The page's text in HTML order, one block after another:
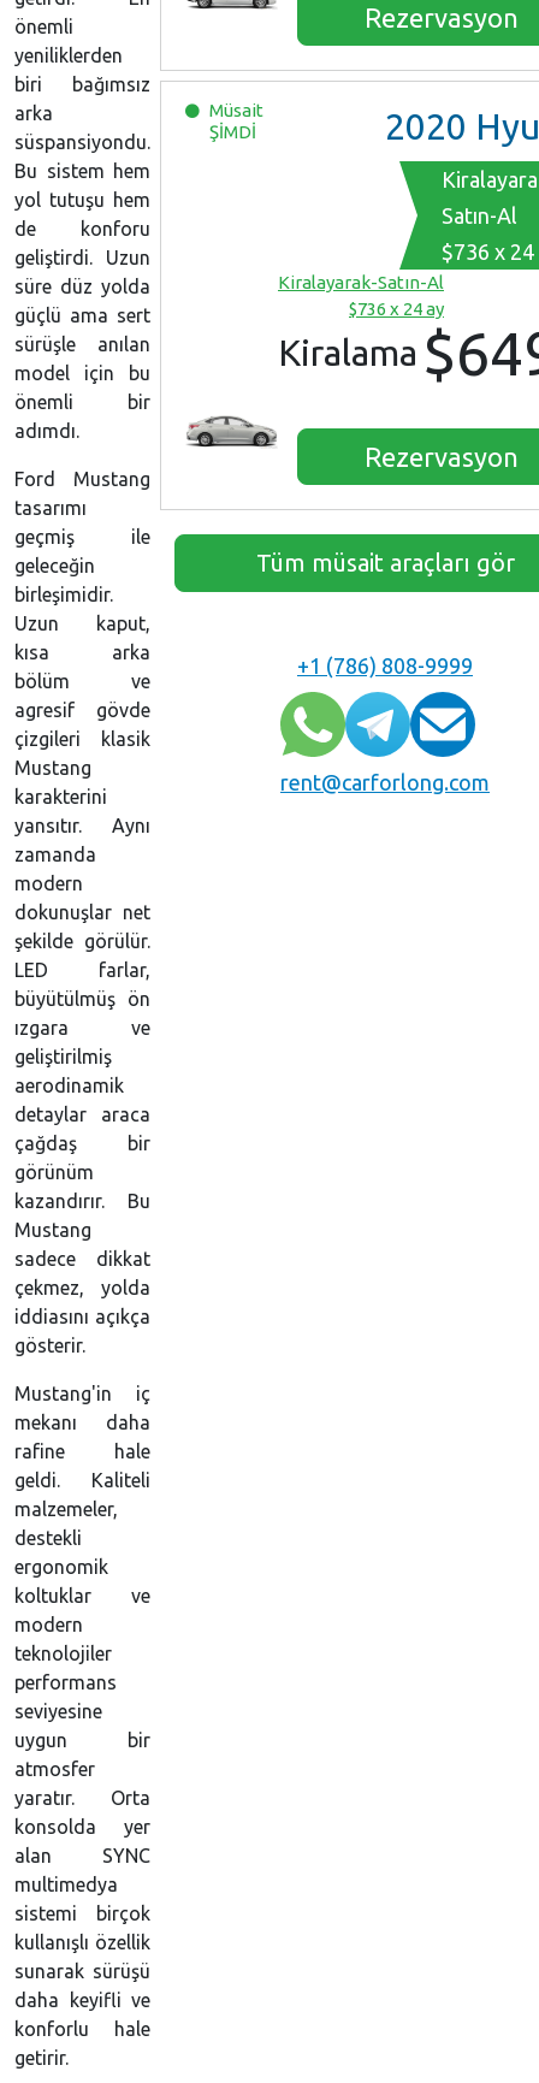
Rezervasyon
Müsait
ŞİMDİ
2020 Hyundai Accent
Satın-Al
$736 x 24
Kiralayarak-Satın-Al
$736 x 24 ay
Kiralama
Rezervasyon
Tüm müsait araçları gör
+1 (786) 808-9999
rent@carforlong.com
önemli
yeniliklerden
biri bağımsız
arka
süspansiyondu.
Bu sistem hem
yol tutuşu hem
de konforu
geliştirdi. Uzun
süre düz yolda
güçlü ama sert
sürüşle anılan
model için bu
önemli bir
adımdı.
Ford Mustang
tasarımı
geçmiş ile
geleceğin
birleşimidir.
Uzun kaput,
kısa arka
bölüm ve
agresif gövde
çizgileri klasik
Mustang
karakterini
yansıtır. Aynı
zamanda
modern
dokunuşlar net
şekilde görülür.
LED farlar,
büyütülmüş ön
ızgara ve
geliştirilmiş
aerodinamik
detaylar araca
çağdaş bir
görünüm
kazandırır. Bu
Mustang
sadece dikkat
çekmez, yolda
iddiasını açıkça
gösterir.
Mustang'in iç
mekanı daha
rafine hale
geldi. Kaliteli
malzemeler,
destekli
ergonomik
koltuklar ve
modern
teknolojiler
performans
seviyesine
uygun bir
atmosfer
yaratır. Orta
konsolda yer
alan SYNC
multimedya
sistemi birçok
kullanışlı özellik
sunarak sürüşü
daha keyifli ve
konforlu hale
getirir.